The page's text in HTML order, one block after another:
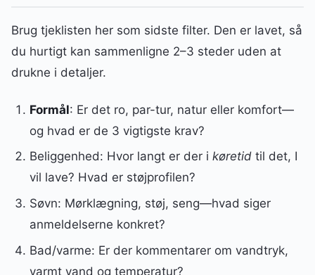
Brug tjeklisten her som sidste filter. Den er lavet, så
du hurtigt kan sammenligne 2–3 steder uden at
drukne i detaljer.
Formål: Er det ro, par-tur, natur eller komfort—
og hvad er de 3 vigtigste krav?
Beliggenhed: Hvor langt er der i køretidtil det, I
vil lave? Hvad er støjprofilen?
Søvn: Mørklægning, støj, seng—hvad siger
anmeldelserne konkret?
Bad/varme: Er der kommentarer om vandtryk,
varmt vand og temperatur?